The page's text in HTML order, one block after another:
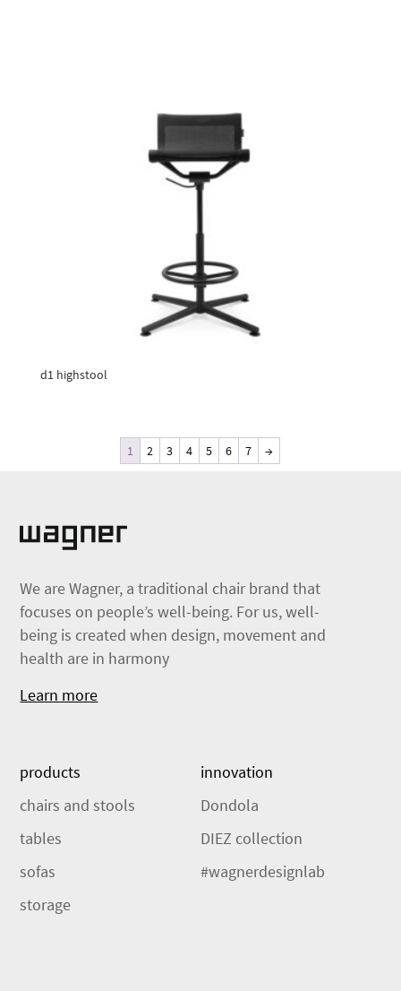
d1 highstool
1 2 3 4 5 6 7 →
We are Wagner, a traditional chair brand that
focuses on people’s well-being. For us, well-
being is created when design, movement and
health are in harmony
Learn more
products
chairs and stools
tables
sofas
storage
innovation
Dondola
DIEZ collection
#wagnerdesignlab